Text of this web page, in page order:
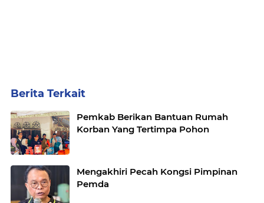
Berita Terkait
Pemkab Berikan Bantuan Rumah
Korban Yang Tertimpa Pohon
Mengakhiri Pecah Kongsi Pimpinan
Pemda